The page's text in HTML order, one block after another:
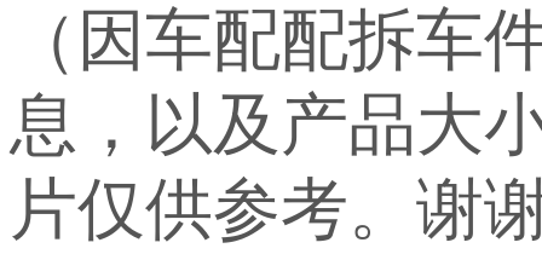
（因车配配拆车
息，以及产品大
片仅供参考。谢